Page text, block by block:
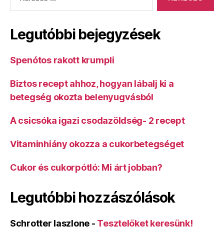
Legutóbbi bejegyzések
Spenótos rakott krumpli
Biztos recept ahhoz, hogyan lábalj ki a
betegség okozta belenyugvásból
A csicsóka igazi csodazöldség- 2 recept
Vitaminhiány okozza a cukorbetegséget
Cukor és cukorpótló: Mi árt jobban?
Legutóbbi hozzászólások
Schrotter laszlone - Tesztelőket keresünk!